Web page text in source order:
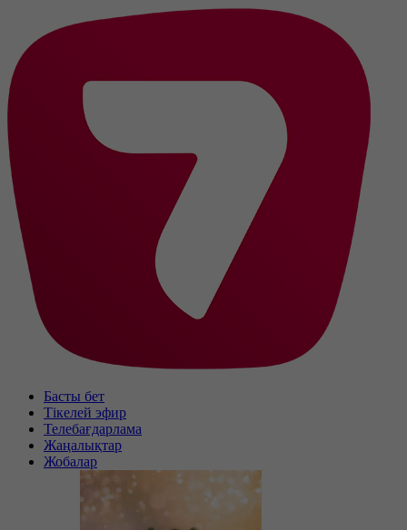
Басты бет
Тікелей эфир
Телебағдарлама
Жаңалықтар
Жобалар